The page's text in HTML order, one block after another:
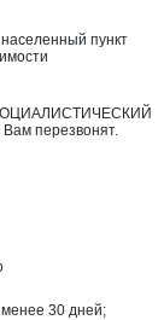
пункт
перезвонят.
30 дней;